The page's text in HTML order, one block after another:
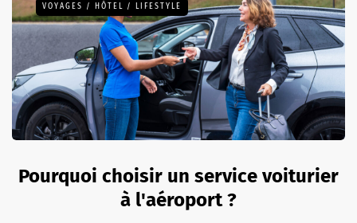
VOYAGES / HÔTEL / LIFESTYLE
Pourquoi choisir un service voiturier
à l'aéroport ?